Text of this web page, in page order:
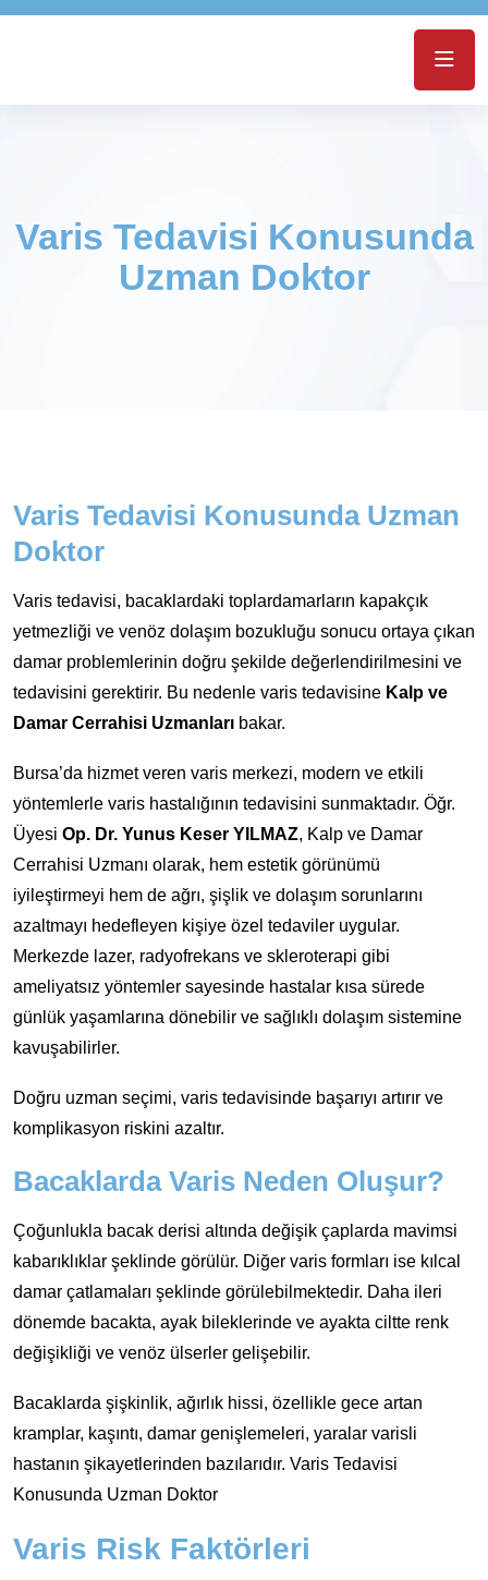
Varis Tedavisi Konusunda
Uzman Doktor
Varis Tedavisi Konusunda Uzman
Doktor
Varis tedavisi, bacaklardaki toplardamarların kapakçık
yetmezliği ve venöz dolaşım bozukluğu sonucu ortaya çıkan
damar problemlerinin doğru şekilde değerlendirilmesini ve
tedavisini gerektirir. Bu nedenle varis tedavisine Kalp ve
Damar Cerrahisi Uzmanları bakar.
Bursa’da hizmet veren varis merkezi, modern ve etkili
yöntemlerle varis hastalığının tedavisini sunmaktadır. Öğr.
Üyesi Op. Dr. Yunus Keser YILMAZ, Kalp ve Damar
Cerrahisi Uzmanı olarak, hem estetik görünümü
iyileştirmeyi hem de ağrı, şişlik ve dolaşım sorunlarını
azaltmayı hedefleyen kişiye özel tedaviler uygular.
Merkezde lazer, radyofrekans ve skleroterapi gibi
ameliyatsız yöntemler sayesinde hastalar kısa sürede
günlük yaşamlarına dönebilir ve sağlıklı dolaşım sistemine
kavuşabilirler.
Doğru uzman seçimi, varis tedavisinde başarıyı artırır ve
komplikasyon riskini azaltır.
Bacaklarda Varis Neden Oluşur?
Çoğunlukla bacak derisi altında değişik çaplarda mavimsi
kabarıklıklar şeklinde görülür. Diğer varis formları ise kılcal
damar çatlamaları şeklinde görülebilmektedir. Daha ileri
dönemde bacakta, ayak bileklerinde ve ayakta ciltte renk
değişikliği ve venöz ülserler gelişebilir.
Bacaklarda şişkinlik, ağırlık hissi, özellikle gece artan
kramplar, kaşıntı, damar genişlemeleri, yaralar varisli
hastanın şikayetlerinden bazılarıdır. Varis Tedavisi
Konusunda Uzman Doktor
Varis Risk Faktörleri